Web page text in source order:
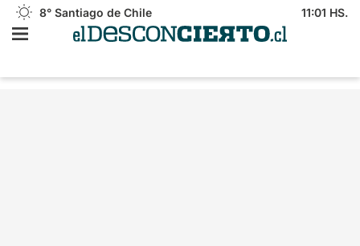
8° Santiago de Chile 11:01 HS.